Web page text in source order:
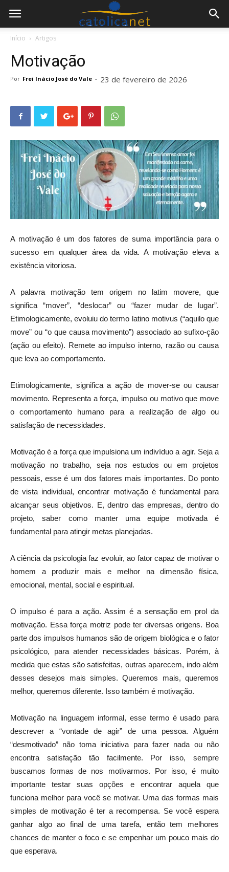
Início Artigos
Motivação
Por Frei Inácio José do Vale - 23 de fevereiro de 2026
A motivação é um dos fatores de suma importância para o
sucesso em qualquer área da vida. A motivação eleva a
existência vitoriosa.
A palavra motivação tem origem no latim movere, que
significa “mover”, “deslocar” ou “fazer mudar de lugar”.
Etimologicamente, evoluiu do termo latino motivus (“aquilo que
move” ou “o que causa movimento”) associado ao sufixo-ção
(ação ou efeito). Remete ao impulso interno, razão ou causa
que leva ao comportamento.
Etimologicamente, significa a ação de mover-se ou causar
movimento. Representa a força, impulso ou motivo que move
o comportamento humano para a realização de algo ou
satisfação de necessidades.
Motivação é a força que impulsiona um indivíduo a agir. Seja a
motivação no trabalho, seja nos estudos ou em projetos
pessoais, esse é um dos fatores mais importantes. Do ponto
de vista individual, encontrar motivação é fundamental para
alcançar seus objetivos. E, dentro das empresas, dentro do
projeto, saber como manter uma equipe motivada é
fundamental para atingir metas planejadas.
A ciência da psicologia faz evoluir, ao fator capaz de motivar o
homem a produzir mais e melhor na dimensão física,
emocional, mental, social e espiritual.
O impulso é para a ação. Assim é a sensação em prol da
motivação. Essa força motriz pode ter diversas origens. Boa
parte dos impulsos humanos são de origem biológica e o fator
psicológico, para atender necessidades básicas. Porém, à
medida que estas são satisfeitas, outras aparecem, indo além
desses desejos mais simples. Queremos mais, queremos
melhor, queremos diferente. Isso também é motivação.
Motivação na linguagem informal, esse termo é usado para
descrever a “vontade de agir” de uma pessoa. Alguém
“desmotivado” não toma iniciativa para fazer nada ou não
encontra satisfação tão facilmente. Por isso, sempre
buscamos formas de nos motivarmos. Por isso, é muito
importante testar suas opções e encontrar aquela que
funciona melhor para você se motivar. Uma das formas mais
simples de motivação é ter a recompensa. Se você espera
ganhar algo ao final de uma tarefa, então tem melhores
chances de manter o foco e se empenhar um pouco mais do
que esperava.